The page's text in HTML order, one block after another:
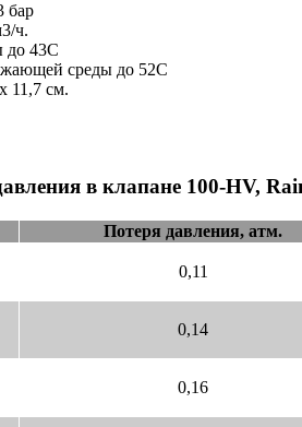
бар
ч.
до 43С
среды до 52С
11,7 см.
в клапане 100-HV,
Потеря давления, атм.
0,11
0,14
0,16